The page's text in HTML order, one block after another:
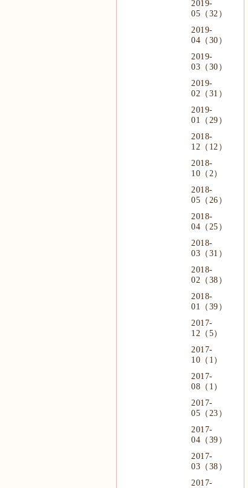
2019-
05（32）
2019-
04（30）
2019-
03（30）
2019-
02（31）
2019-
01（29）
2018-
12（12）
2018-
10（2）
2018-
05（26）
2018-
04（25）
2018-
03（31）
2018-
02（38）
2018-
01（39）
2017-
12（5）
2017-
10（1）
2017-
08（1）
2017-
05（23）
2017-
04（39）
2017-
03（38）
2017-